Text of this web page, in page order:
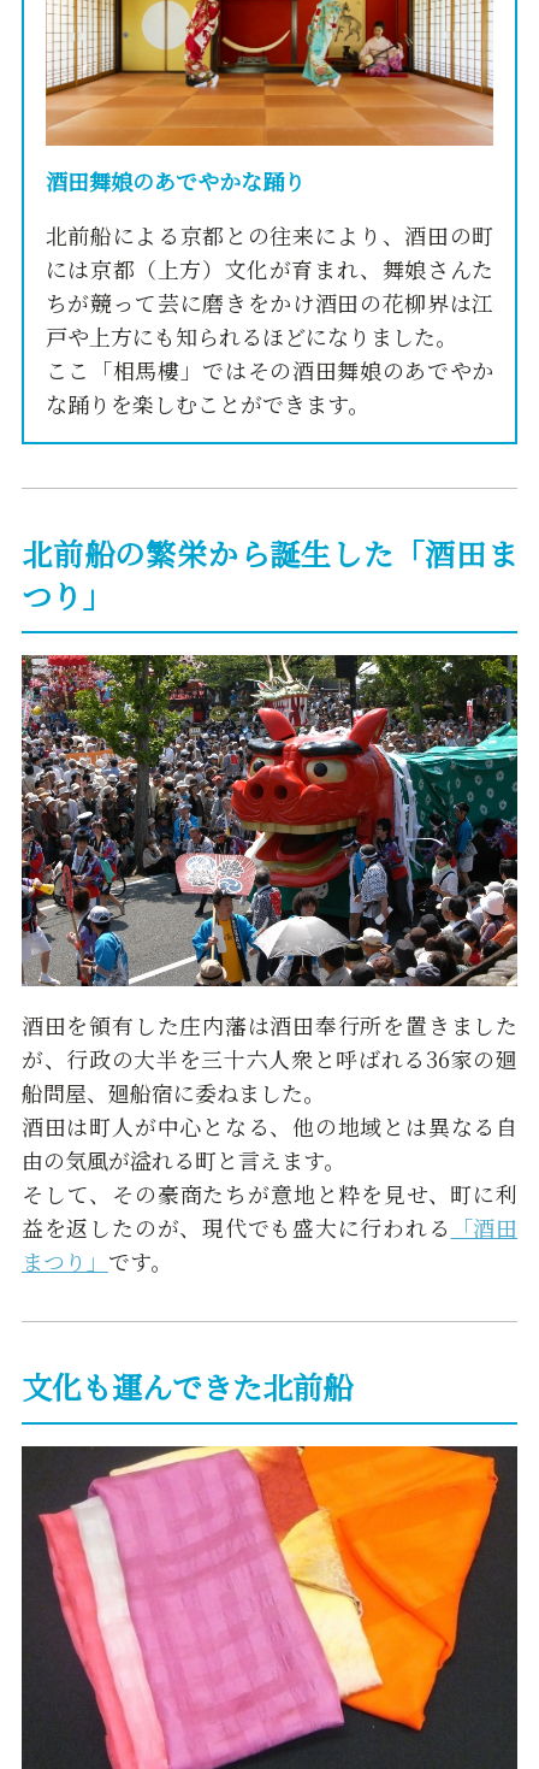
酒田舞娘のあでやかな踊り
北前船による京都との往来により、酒田の町
には京都（上方）文化が育まれ、舞娘さんた
ちが競って芸に磨きをかけ酒田の花柳界は江
戸や上方にも知られるほどになりました。
ここ「相馬樓」ではその酒田舞娘のあでやか
な踊りを楽しむことができます。
北前船の繁栄から誕生した「酒田ま
つり」
酒田を領有した庄内藩は酒田奉行所を置きました
が、行政の大半を三十六人衆と呼ばれる36家の廻
船問屋、廻船宿に委ねました。
酒田は町人が中心となる、他の地域とは異なる自
由の気風が溢れる町と言えます。
そして、その豪商たちが意地と粋を見せ、町に利
益を返したのが、現代でも盛大に行われる
「酒田
まつり」 です。
文化も運んできた北前船